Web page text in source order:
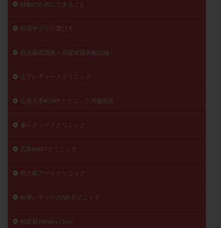
妊娠のためにできること
妊活サプリの選び方
妊活基礎講座＜基礎体温表解説編＞
山下レディースクリニック
山形大手町ARTクリニック川越医院
峯レディースクリニック
広島HARTクリニック
明大前アートクリニック
松本レディースIVFクリニック
桂駅前 Mihara Clinic